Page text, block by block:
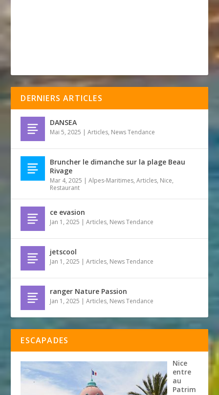
DERNIERS ARTICLES
DANSEA
Mai 5, 2025 |Articles, News Tendance
Bruncher le dimanche sur la plage Beau
Rivage
Mar 4, 2025 |Alpes-Maritimes,Articles, Nice,
Restaurant
ce evasion
Jan 1, 2025 |Articles, News Tendance
jetscool
Jan 1, 2025 |Articles, News Tendance
ranger Nature Passion
Jan 1, 2025 |Articles, News Tendance
ESCAPADES
Nice
entre
au
Patrim